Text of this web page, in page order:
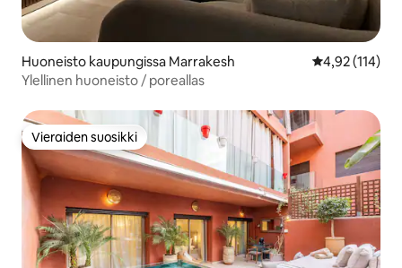
Huoneisto kaupungissa Marrakesh
4,92 (114)
Ylellinen huoneisto / poreallas
Vieraiden suosikki
Vieraiden suosikki